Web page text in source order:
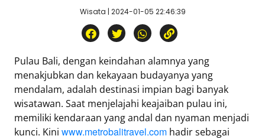
Wisata | 2024-01-05 22:46:39
Pulau Bali, dengan keindahan alamnya yang
menakjubkan dan kekayaan budayanya yang
mendalam, adalah destinasi impian bagi banyak
wisatawan. Saat menjelajahi keajaiban pulau ini,
memiliki kendaraan yang andal dan nyaman menjadi
kunci. Kini www.metrobalitravel.com hadir sebagai
Wisata
Eduaksi
Info
Terkini